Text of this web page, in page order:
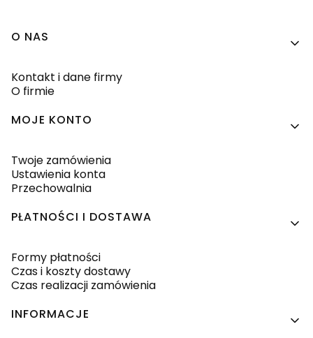
Linki w stopce
O NAS
Kontakt i dane firmy
O firmie
MOJE KONTO
Twoje zamówienia
Ustawienia konta
Przechowalnia
PŁATNOŚCI I DOSTAWA
Formy płatności
Czas i koszty dostawy
Czas realizacji zamówienia
INFORMACJE